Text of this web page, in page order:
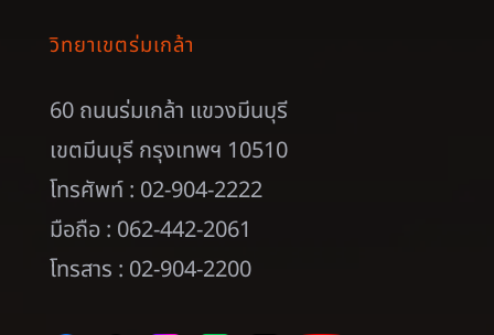
วิทยาเขตร่มเกล้า
60 ถนนร่มเกล้า แขวงมีนบุรี
เขตมีนบุรี กรุงเทพฯ 10510
โทรศัพท์ : 02-904-2222
มือถือ : 062-442-2061
โทรสาร : 02-904-2200